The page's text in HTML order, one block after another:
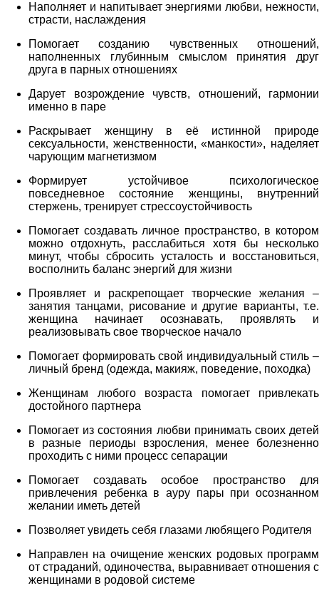
Наполняет и напитывает энергиями любви, нежности,
страсти, наслаждения
Помогает созданию чувственных отношений,
наполненных глубинным смыслом принятия друг
друга в парных отношениях
Дарует возрождение чувств, отношений, гармонии
именно в паре
Раскрывает женщину в её истинной природе
сексуальности, женственности, «манкости», наделяет
чарующим магнетизмом
Формирует устойчивое психологическое
повседневное состояние женщины, внутренний
стержень, тренирует стрессоустойчивость
Помогает создавать личное пространство, в котором
можно отдохнуть, расслабиться хотя бы несколько
минут, чтобы сбросить усталость и восстановиться,
восполнить баланс энергий для жизни
Проявляет и раскрепощает творческие желания –
занятия танцами, рисование и другие варианты, т.е.
женщина начинает осознавать, проявлять и
реализовывать свое творческое начало
Помогает формировать свой индивидуальный стиль –
личный бренд (одежда, макияж, поведение, походка)
Женщинам любого возраста помогает привлекать
достойного партнера
Помогает из состояния любви принимать своих детей
в разные периоды взросления, менее болезненно
проходить с ними процесс сепарации
Помогает создавать особое пространство для
привлечения ребенка в ауру пары при осознанном
желании иметь детей
Позволяет увидеть себя глазами любящего Родителя
Направлен на очищение женских родовых программ
от страданий, одиночества, выравнивает отношения с
женщинами в родовой системе